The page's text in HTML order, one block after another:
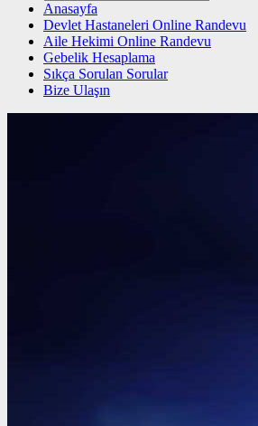
Anasayfa
Devlet Hastaneleri Online Randevu
Aile Hekimi Online Randevu
Gebelik Hesaplama
Sıkça Sorulan Sorular
Bize Ulaşın